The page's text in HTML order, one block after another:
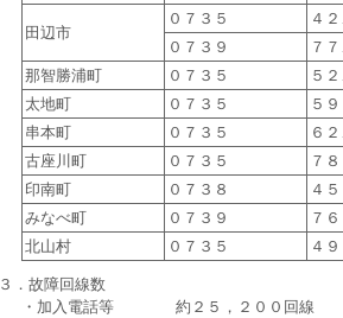
田辺市
０７３５
４
０７３９
７
那智勝浦町
０７３５
５
太地町
０７３５
５９
串本町
０７３５
６
古座川町
０７３５
７８
印南町
０７３８
４５
みなべ町
０７３９
７６
北山村
０７３５ ４９
３．故障回線数
・加入電話等 約２５，２００回線